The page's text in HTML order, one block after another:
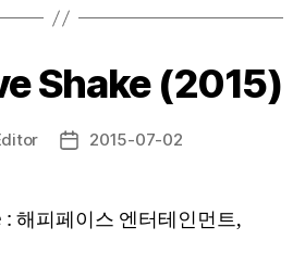
Shake (2015)
Post2015-07-02
해피페이스 엔터테인먼트,